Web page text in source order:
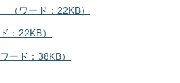
（ワード：22KB）
：22KB）
ード：38KB）